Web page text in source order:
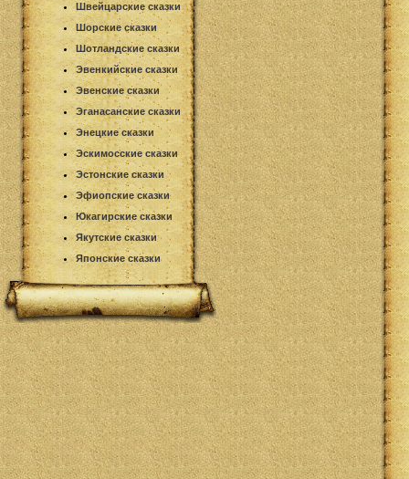
Швейцарские сказки
Шорские сказки
Шотландские сказки
Эвенкийские сказки
Эвенские сказки
Эганасанские сказки
Энецкие сказки
Эскимосские сказки
Эстонские сказки
Эфиопские сказки
Юкагирские сказки
Якутские сказки
Японские сказки